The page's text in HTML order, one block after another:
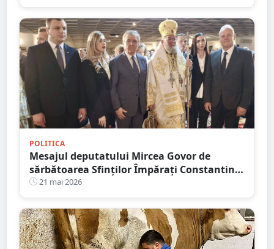
POLITICA
Mesajul deputatului Mircea Govor de
sărbătoarea Sfinților Împărați Constantin
și Elena: ”Avem nevoie, mai mult ca
oricând, de unitate, solidaritate și
înțelepciune”
21 mai 2026